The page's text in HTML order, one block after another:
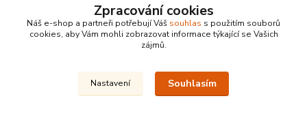
© 2026 KanalizaceLevne.cz · Všechna práva vyhrazena ·
Zpracování cookies
Náš e-shop a partneři potřebují Váš souhlas s použitím souborů
cookies, aby Vám mohli zobrazovat informace týkající se Vašich
zájmů.
Nastavení Souhlasím